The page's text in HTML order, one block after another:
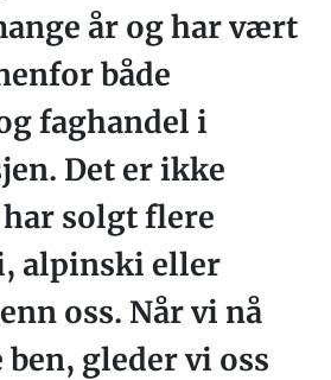
år og har vært
både
faghandel i
Det er ikke
solgt flere
alpinski eller
oss. Når vi nå
ben, gleder vi oss